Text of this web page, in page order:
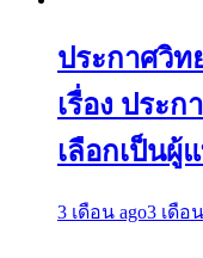
ประกาศวิท
เรื่อง ประ
เลือกเป็น
3 เดือน ago3 เดือ